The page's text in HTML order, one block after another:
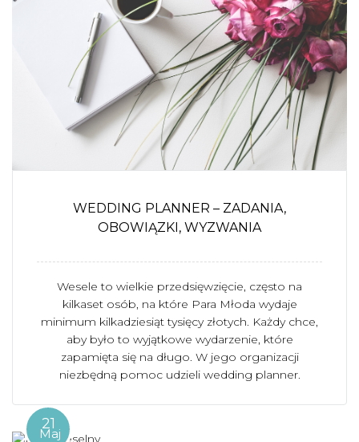
WEDDING PLANNER – ZADANIA,
OBOWIĄZKI, WYZWANIA
Wesele to wielkie przedsięwzięcie, często na
kilkaset osób, na które Para Młoda wydaje
minimum kilkadziesiąt tysięcy złotych. Każdy chce,
aby było to wyjątkowe wydarzenie, które
zapamięta się na długo. W jego organizacji
niezbędną pomoc udzieli wedding planner.
21
Maj